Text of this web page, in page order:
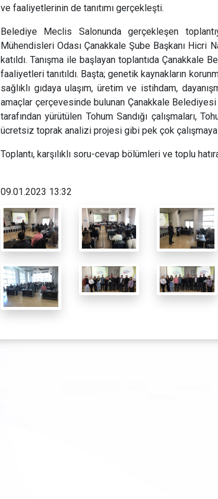
ve faaliyetlerinin de tanıtımı gerçekleşti.
Belediye Meclis Salonunda gerçekleşen
Mühendisleri Odası Çanakkale Şube Başkanı
katıldı. Tanışma ile başlayan toplantıda Çanakkale
faaliyetleri tanıtıldı. Başta; genetik kaynakların
sağlıklı gıdaya ulaşım, üretim ve istihdam,
amaçlar çerçevesinde bulunan Çanakkale Belediyesi
tarafından yürütülen Tohum Sandığı çalışmaları,
ücretsiz toprak analizi projesi gibi pek çok
Toplantı, karşılıklı soru-cevap bölümleri ve toplu
09.01.2023 13:32